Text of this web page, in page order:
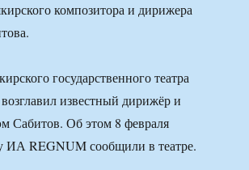
композитора и дирижера
государственного театра
известный дирижёр и
Сабитов. Об этом 8 февраля
ИА REGNUM сообщили в театре.